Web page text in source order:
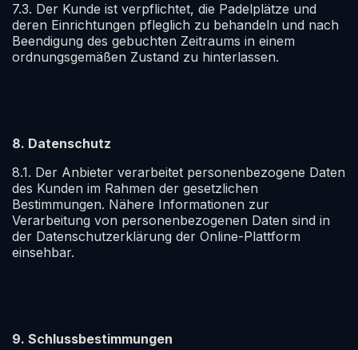
7.3. Der Kunde ist verpflichtet, die Padelplätze und
deren Einrichtungen pfleglich zu behandeln und nach
Beendigung des gebuchten Zeitraums in einem
ordnungsgemäßen Zustand zu hinterlassen.
8. Datenschutz
8.1. Der Anbieter verarbeitet personenbezogene Daten
des Kunden im Rahmen der gesetzlichen
Bestimmungen. Nähere Informationen zur
Verarbeitung von personenbezogenen Daten sind in
der Datenschutzerklärung der Online-Plattform
einsehbar.
9. Schlussbestimmungen